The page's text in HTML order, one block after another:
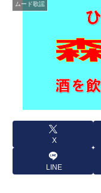
ムード歌謡
X
LINE